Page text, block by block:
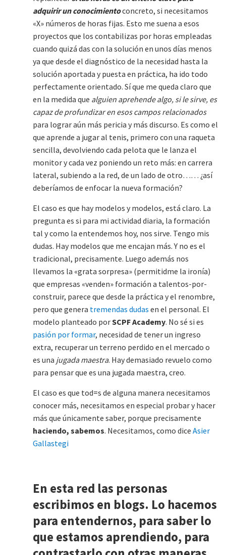
adquirir un conocimientoconcreto, si necesitamos
«X» números de horas fijas. Esto me suena a esos
proyectos que los contabilizas por horas empleadas
cuando quizá das con la solución en unos días menos
ya que desde el diagnóstico de la necesidad hasta la
solución aportada y puesta en práctica, ha ido todo
perfectamente orientado. Sí que me queda claro que
en la medida que alguien aprehende algo, si le sirve, es
capaz de profundizar en esos campos relacionados
para lograr aún más pericia y más discurso. Es como el
que aprende a jugar al tenis, primero con una raqueta
sencilla, devolviendo cada pelota que le lanza el
monitor y cada vez poniendo un reto más: en carrera
lateral, subiendo a la red, de un lado de otro…… ¿así
deberíamos de enfocar la nueva formación?
El caso es que hay modelos y modelos, está claro. La
pregunta es si para mi actividad diaria, la formación
tal y como la entendemos hoy, nos sirve. Tengo mis
dudas. Hay modelos que me encajan más. Y no es el
tradicional, precisamente. Luego además nos
llevamos la «grata sorpresa» (permitidme la ironía)
que empresas «venden» formación a talentos-por-
construir, parece que desde la práctica y el renombre,
pero que genera tremendas dudas en el personal. El
modelo planteado porSCPF Academy. No sé si es
pasión por formar, necesidad de tener un ingreso
extra, recuperar un terreno perdido en el mercado o
es una jugada maestra. Hay demasiado revuelo como
para pensar que es una jugada maestra, creo.
El caso es que tod=s de alguna manera necesitamos
conocer más, necesitamos en especial probar y hacer
más que únicamente saber, porque precisamente
haciendo, sabemos. Necesitamos, como dice Asier
Gallastegi
En esta red las personas
escribimos en blogs. Lo hacemos
para entendernos, para saber lo
que estamos aprendiendo, para